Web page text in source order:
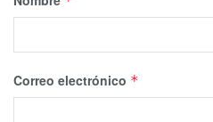
Correo electrónico *